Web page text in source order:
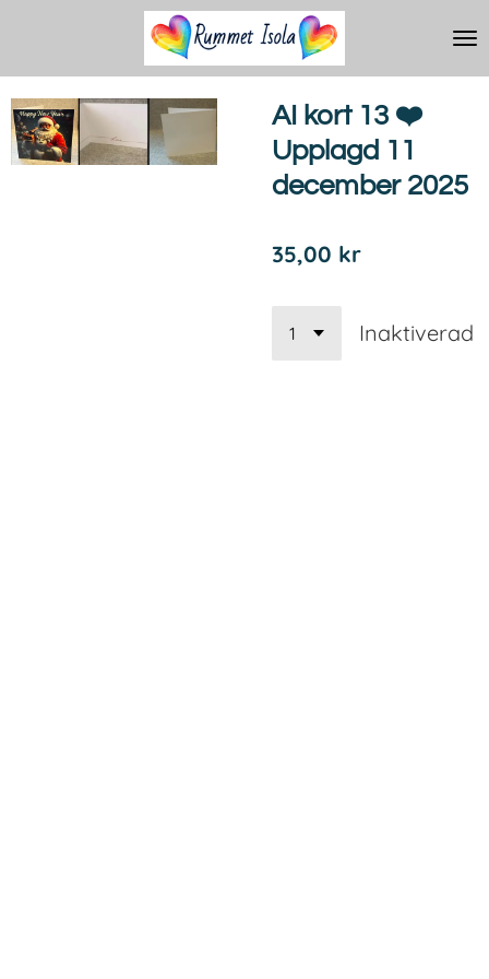
huvudinnehållet
AI kort 13 ❤️
Upplagd 11
december 2025
35,00 kr
Inaktiverad